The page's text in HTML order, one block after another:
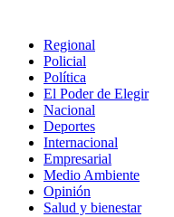
Regional
Policial
Política
El Poder de Elegir
Nacional
Deportes
Internacional
Empresarial
Medio Ambiente
Opinión
Salud y bienestar